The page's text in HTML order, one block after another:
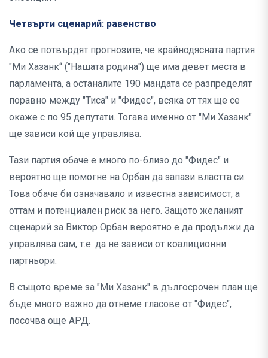
Четвърти сценарий: равенство
Ако се потвърдят прогнозите, че крайнодясната партия
"Ми Хазанк“ ("Нашата родина") ще има девет места в
парламента, а останалите 190 мандата се разпределят
поравно между "Тиса" и "Фидес", всяка от тях ще се
окаже с по 95 депутати. Тогава именно от "Ми Хазанк"
ще зависи кой ще управлява.
Тази партия обаче е много по-близо до "Фидес" и
вероятно ще помогне на Орбан да запази властта си.
Това обаче би означавало и известна зависимост, а
оттам и потенциален риск за него. Защото желаният
сценарий за Виктор Орбан вероятно е да продължи да
управлява сам, т.е. да не зависи от коалиционни
партньори.
В същото време за "Ми Хазанк" в дългосрочен план ще
бъде много важно да отнеме гласове от "Фидес",
посочва още АРД.